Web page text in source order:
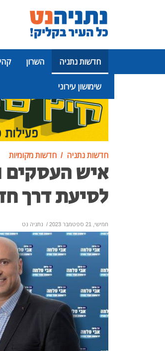
חדשות נתניה השרון
שימושון עירוני
פרסומת
חדשות נתניה חדשות מקומיות
איש העסקים
לסיעת דרך
חמישי, 21 ספטמבר 2023 / נתניה נט